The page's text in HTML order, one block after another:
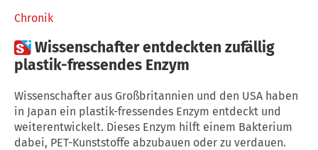
Chronik
Wissenschafter entdeckten zufällig
plastik-fressendes Enzym
Wissenschafter aus Großbritannien und den USA haben
in Japan ein plastik-fressendes Enzym entdeckt und
weiterentwickelt. Dieses Enzym hilft einem Bakterium
dabei, PET-Kunststoffe abzubauen oder zu verdauen.